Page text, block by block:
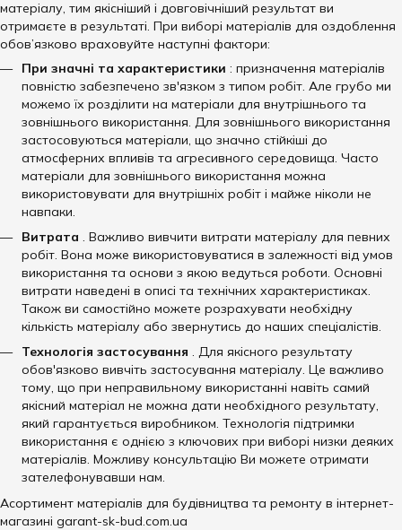
матеріалу, тим якісніший і довговічніший результат ви
отримаєте в результаті. При виборі матеріалів для оздоблення
обов’язково враховуйте наступні фактори:
При значні та характеристики : призначення матеріалів
повністю забезпечено зв'язком з типом робіт. Але грубо ми
можемо їх розділити на матеріали для внутрішнього та
зовнішнього використання. Для зовнішнього використання
застосовуються матеріали, що значно стійкіші до
атмосферних впливів та агресивного середовища. Часто
матеріали для зовнішнього використання можна
використовувати для внутрішніх робіт і майже ніколи не
навпаки.
Витрата . Важливо вивчити витрати матеріалу для певних
робіт. Вона може використовуватися в залежності від умов
використання та основи з якою ведуться роботи. Основні
витрати наведені в описі та технічних характеристиках.
Також ви самостійно можете розрахувати необхідну
кількість матеріалу або звернутись до наших спеціалістів.
Технологія застосування . Для якісного результату
обов'язково вивчіть застосування матеріалу. Це важливо
тому, що при неправильному використанні навіть самий
якісний матеріал не можна дати необхідного результату,
який гарантується виробником. Технологія підтримки
використання є однією з ключових при виборі низки деяких
матеріалів. Можливу консультацію Ви можете отримати
зателефонувавши нам.
Асортимент матеріалів для будівництва та ремонту в інтернет-
магазині garant-sk-bud.com.ua